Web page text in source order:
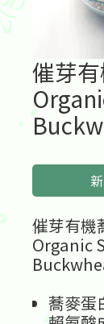
催芽
催芽有機
Organic
蕎麥蛋